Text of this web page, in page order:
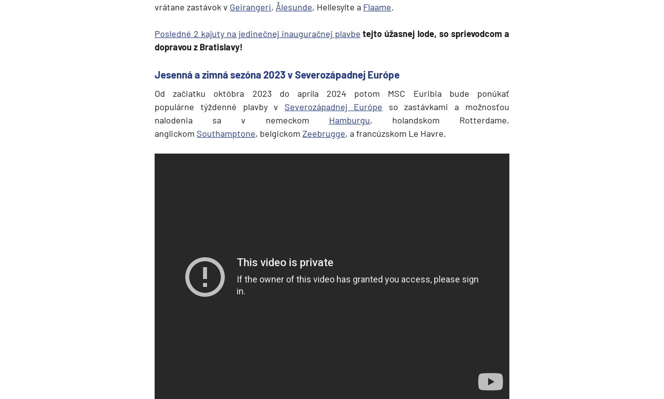
Antarktída
Expedičné plavby
vrátane zastávok v Geirangeri, Ålesunde, Hellesylte a Flaame.
Posledné 2 kajuty na jedinečnej inauguračnej plavbe tejto úžasnej lode, so sprievodcom a
dopravou z Bratislavy!
Jesenná a zimná sezóna 2023 v Severozápadnej Európe
Od začiatku októbra 2023 do apríla 2024 potom MSC Euribia bude ponúkať
populárne týždenné plavby v Severozápadnej Európe so zastávkami a možnosťou
nalodenia sa v nemeckom Hamburgu, holandskom Rotterdame,
anglickom Southamptone, belgickom Zeebrugge, a francúzskom Le Havre.